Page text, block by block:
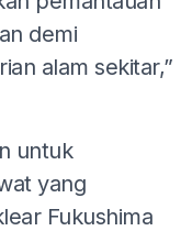
demi
alam sekitar,”
untuk
yang
Fukushima